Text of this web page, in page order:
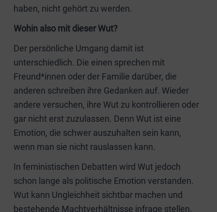
haben, nicht gehört zu werden.
Wohin also mit dieser Wut?
Der persönliche Umgang damit ist
unterschiedlich. Die einen sprechen mit
Freund*innen oder der Familie darüber, die
anderen schreiben ihre Gedanken auf. Wieder
andere versuchen, ihre Wut zu kontrollieren oder
gar nicht erst zuzulassen. Denn Wut ist eine
Emotion, die schwer auszuhalten sein kann,
wenn man sie nicht rauslassen kann.
In feministischen Debatten wird Wut jedoch
schon lange als politische Emotion verstanden.
Wut kann Ungleichheit sichtbar machen und
bestehende Machtverhältnisse infrage stellen.